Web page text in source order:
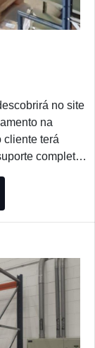
no site
na
cliente terá
completo,
pallet em
descobre a
porta-paletes